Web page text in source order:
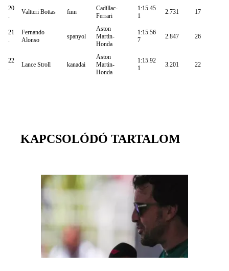
20
.
Valtteri Bottas finn
Cadillac-
Ferrari
1:15.45
1
2.731 17
21
.
Fernando
Alonso
spanyol
Aston
Martin-
Honda
1:15.56
7
2.847 26
22
.
Lance Stroll kanadai
Aston
Martin-
Honda
1:15.92
1
3.201 22
KAPCSOLÓDÓ TARTALOM